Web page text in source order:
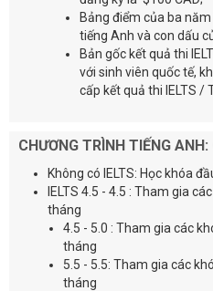
Bảng điểm của ba
tiếng Anh và con dấu
Bản gốc kết quả thi
với sinh viên quốc tế,
cấp kết quả thi IELTS /
CHƯƠNG TRÌNH TIẾNG ANH:
Không có IELTS: Học khóa
IELTS 4.5 - 4.5 : Tham gia
tháng
4.5 - 5.0 : Tham gia các
tháng
5.5 - 5.5: Tham gia các
tháng